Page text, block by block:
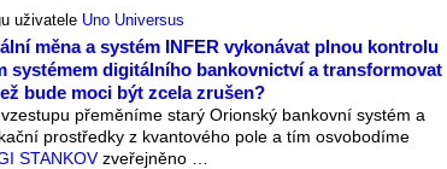
uživatele Uno Universus
měna a systém INFER vykonávat plnou kontrolu
systémem digitálního bankovnictví a transformovat
bude moci být zcela zrušen?
přeměníme starý Orionský bankovní systém a
prostředky z kvantového pole a tím osvobodíme
STANKOVzveřejněno …